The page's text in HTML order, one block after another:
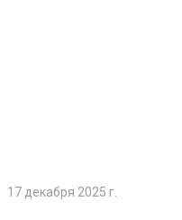
17 декабря 2025 г.